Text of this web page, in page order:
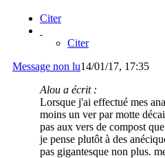
Citer
Citer
Message non lu14/01/17, 17:35
Alou a écrit :
Lorsque j'ai effectué mes
moins un ver par motte
pas aux vers de compost
je pense plutôt à des
pas gigantesque non plus.